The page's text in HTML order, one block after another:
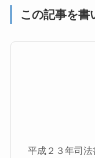
この記事を書
平成２３年司